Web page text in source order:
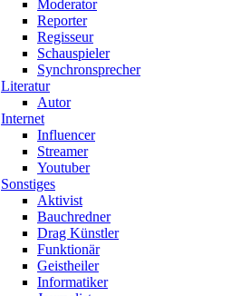
Moderator
Reporter
Regisseur
Schauspieler
Synchronsprecher
Literatur
Autor
Internet
Influencer
Streamer
Youtuber
Sonstiges
Aktivist
Bauchredner
Drag Künstler
Funktionär
Geistheiler
Informatiker